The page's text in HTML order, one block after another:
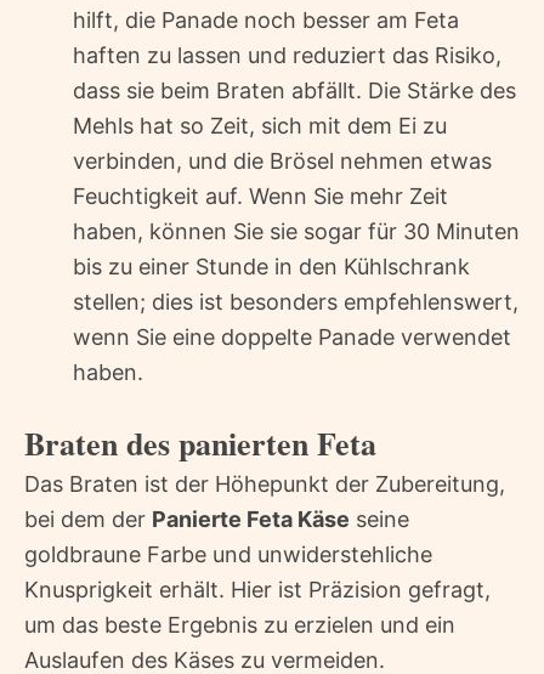
hilft, die Panade noch besser am Feta
haften zu lassen und reduziert das Risiko,
dass sie beim Braten abfällt. Die Stärke des
Mehls hat so Zeit, sich mit dem Ei zu
verbinden, und die Brösel nehmen etwas
Feuchtigkeit auf. Wenn Sie mehr Zeit
haben, können Sie sie sogar für 30 Minuten
bis zu einer Stunde in den Kühlschrank
stellen; dies ist besonders empfehlenswert,
wenn Sie eine doppelte Panade verwendet
haben.
Braten des panierten Feta
Das Braten ist der Höhepunkt der Zubereitung,
bei dem der Panierte Feta Käse seine
goldbraune Farbe und unwiderstehliche
Knusprigkeit erhält. Hier ist Präzision gefragt,
um das beste Ergebnis zu erzielen und ein
Auslaufen des Käses zu vermeiden.